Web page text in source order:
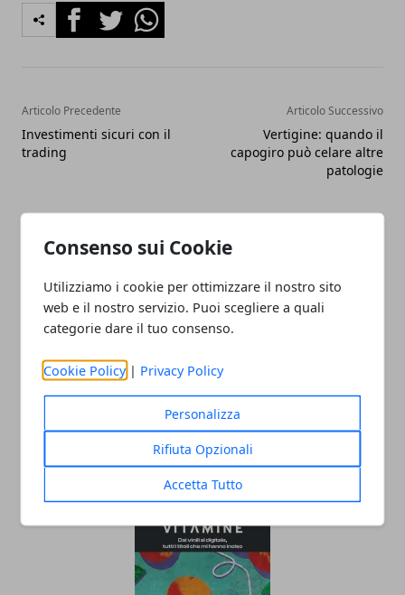
Consenso sui Cookie
Utilizziamo i cookie per ottimizzare il nostro sito
web e il nostro servizio. Puoi scegliere a quali
categorie dare il tuo consenso.
Cookie Policy | Privacy Policy
Personalizza
Rifiuta Opzionali
Accetta Tutto
FacebookTwitterWhatsapp
Articolo Precedente
Investimenti sicuri con il
trading
Articolo Successivo
Vertigine: quando il
capogiro può celare altre
patologie
Redazione